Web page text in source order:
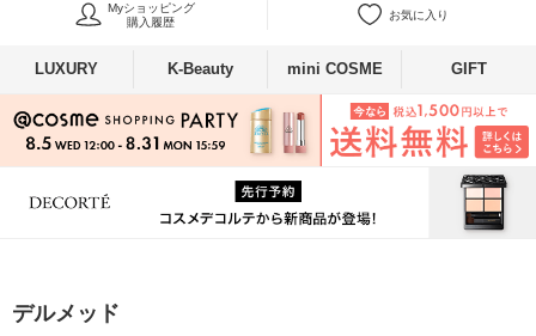
Myショッピング
購入履歴
お気に入り
LUXURY K-Beauty mini COSME GIFT
デルメッド